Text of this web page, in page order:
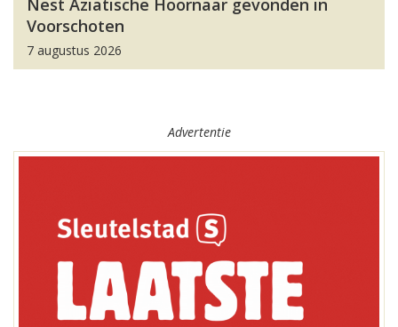
Nest Aziatische Hoornaar gevonden in
Voorschoten
7 augustus 2026
Advertentie